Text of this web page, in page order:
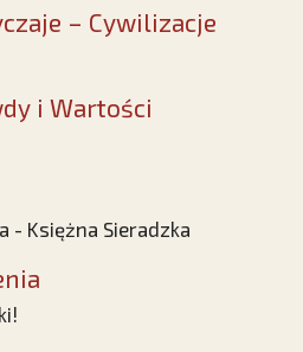
– Cywilizacje
i Wartości
- Księżna Sieradzka